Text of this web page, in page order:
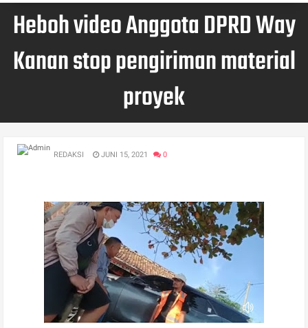
Heboh video Anggota DPRD Way
Kanan stop pengiriman material
proyek
REDAKSI JUNI 15, 2021 0